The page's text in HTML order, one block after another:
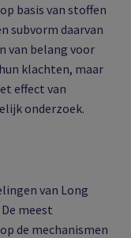
basis van stoffen
subvorm daarvan
van belang voor
klachten, maar
effect van
onderzoek.
van Long
meest
de mechanismen